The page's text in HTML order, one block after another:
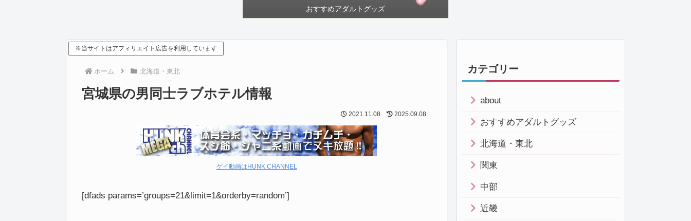
おすすめアダルトグッズ
※当サイトはアフィリエイト広告を利用しています
ホーム 北海道・東北
宮城県の男同士ラブホテル情報
2021.11.08 2025.09.08
ゲイ動画はHUNK CHANNEL
[dfads params=’groups=21&limit=1&orderby=random’]
カテゴリー
about
おすすめアダルトグッズ
北海道・東北
関東
中部
近畿